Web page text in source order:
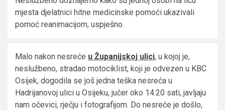
mjesta djelatnici hitne medicinske pomoći ukazivali
pomoć reanimacijom, uspješno.
Malo nakon nesreće u Županijskoj ulici, u kojoj je,
neslužbeno, stradao motociklist, koji je odvezen u KBC
Osijek, dogodila se još jedna teška nesreća u
Hadrijanovoj ulici u Osijeku, jučer oko 14:20 sati, javljaju
nam očevici, rječju i fotografijom. Do nesreće je došlo,